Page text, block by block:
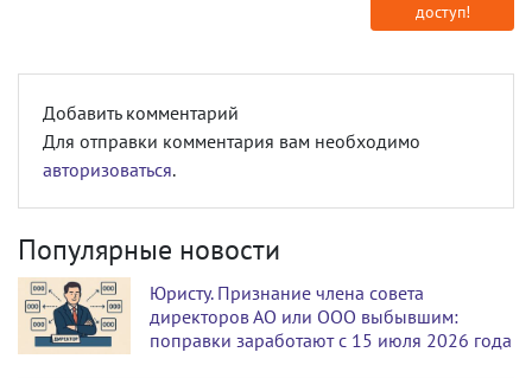
доступ!
Добавить комментарий
Для отправки комментария вам необходимо
авторизоваться.
Популярные новости
Юристу. Признание члена совета
директоров АО или ООО выбывшим:
поправки заработают с 15 июля 2026 года